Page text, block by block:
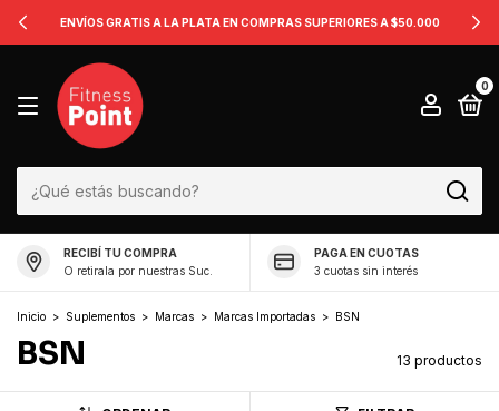
ENVÍOS GRATIS A LA PLATA EN COMPRAS SUPERIORES A $50.000
0
RECIBÍ TU COMPRA
O retirala por nuestras Suc.
PAGA EN CUOTAS
3 cuotas sin interés
Inicio > Suplementos > Marcas > Marcas Importadas > BSN
BSN 13 productos